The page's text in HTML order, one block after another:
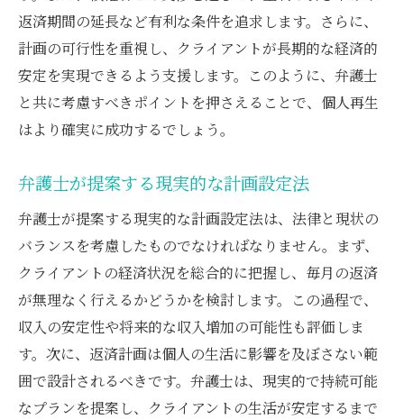
返済期間の延長など有利な条件を追求します。さらに、
計画の可行性を重視し、クライアントが長期的な経済的
安定を実現できるよう支援します。このように、弁護士
と共に考慮すべきポイントを押さえることで、個人再生
はより確実に成功するでしょう。
弁護士が提案する現実的な計画設定法
弁護士が提案する現実的な計画設定法は、法律と現状の
バランスを考慮したものでなければなりません。まず、
クライアントの経済状況を総合的に把握し、毎月の返済
が無理なく行えるかどうかを検討します。この過程で、
収入の安定性や将来的な収入増加の可能性も評価しま
す。次に、返済計画は個人の生活に影響を及ぼさない範
囲で設計されるべきです。弁護士は、現実的で持続可能
なプランを提案し、クライアントの生活が安定するまで